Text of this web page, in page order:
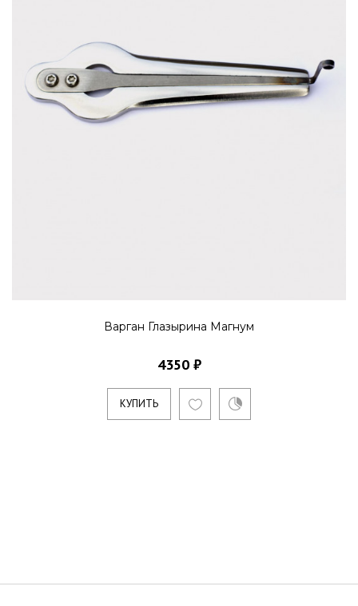
Варган Глазырина Магнум
4350 ₽
КУПИТЬ